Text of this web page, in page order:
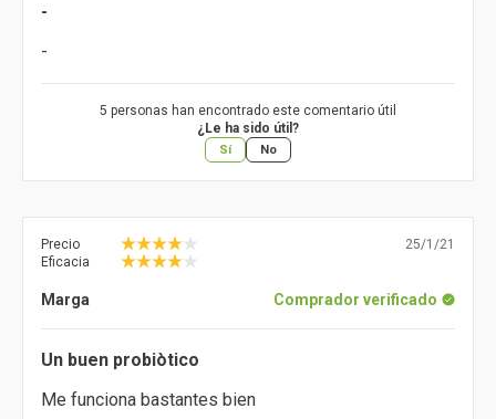
-
-
5 personas han encontrado este comentario útil
¿Le ha sido útil?
Sí No
Precio
Eficacia
25/1/21
Marga Comprador verificado
Un buen probiòtico
Me funciona bastantes bien